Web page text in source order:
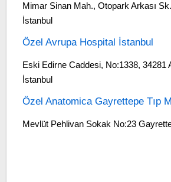
Mimar Sinan Mah., Otopark Arkası
İstanbul
Özel Avrupa Hospital İstanbul
Eski Edirne Caddesi, No:1338, 34281
İstanbul
Özel Anatomica Gayrettepe Tıp
Mevlüt Pehlivan Sokak No:23